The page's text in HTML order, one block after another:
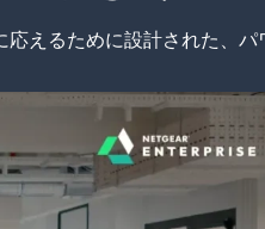
応えるために設計された、